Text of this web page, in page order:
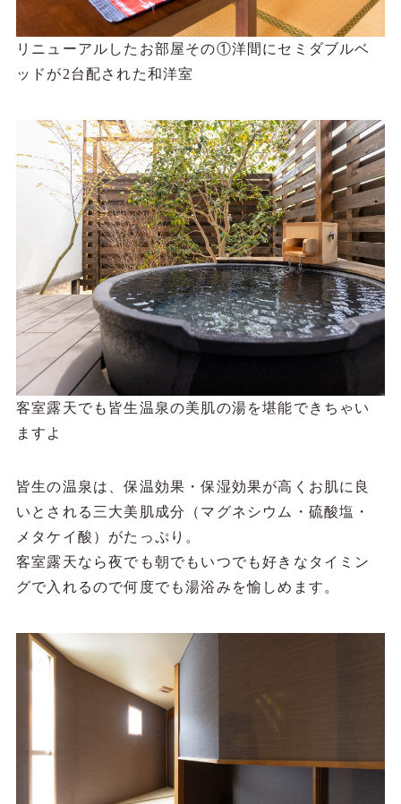
リニューアルしたお部屋その①洋間にセミダブルベ
ッドが2台配された和洋室
客室露天でも皆生温泉の美肌の湯を堪能できちゃい
ますよ
皆生の温泉は、保温効果・保湿効果が高くお肌に良
いとされる三大美肌成分（マグネシウム・硫酸塩・
メタケイ酸）がたっぷり。
客室露天なら夜でも朝でもいつでも好きなタイミン
グで入れるので何度でも湯浴みを愉しめます。